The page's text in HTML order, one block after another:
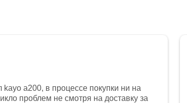
kayo a200, в процессе покупки ни на
проблем не смотря на доставку за